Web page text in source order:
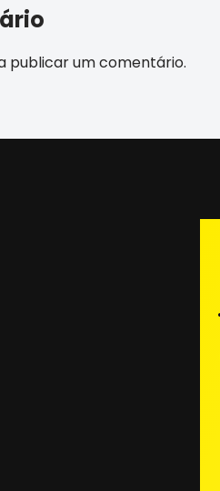
publicar um comentário.